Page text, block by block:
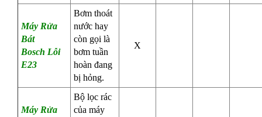
Máy Rửa
Bát
Bosch Lỗi
E23
Bơm thoát
nước hay
còn gọi là
bơm tuần
hoàn đang
bị hỏng.
X
Máy Rửa
Bộ lọc rác
của máy